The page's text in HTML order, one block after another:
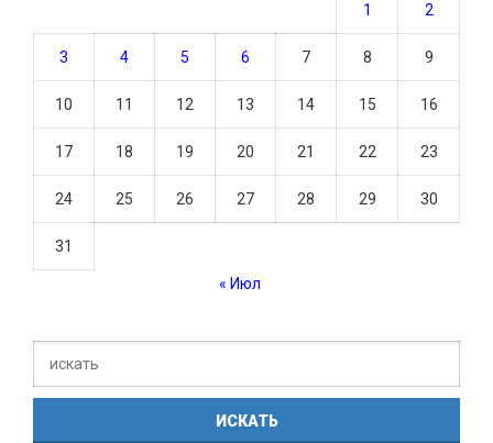
1 2
3 4 5 6 7 8 9
10 11 12 13 14 15 16
17 18 19 20 21 22 23
24 25 26 27 28 29 30
31
« Июл